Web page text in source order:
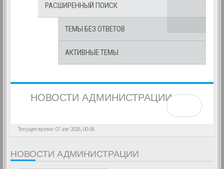
РАСШИРЕННЫЙ ПОИСК
ТЕМЫ БЕЗ ОТВЕТОВ
АКТИВНЫЕ ТЕМЫ
НОВОСТИ АДМИНИСТРАЦИИ
Текущее время: 07 авг 2026, 00:06
НОВОСТИ АДМИНИСТРАЦИИ